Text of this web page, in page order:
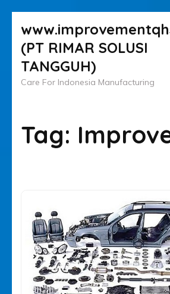
ke
konten
(Tekan
Enter)
(PT RIMAR SOLUSI
TANGGUH)
Care For Indonesia Manufacturing
Tag: